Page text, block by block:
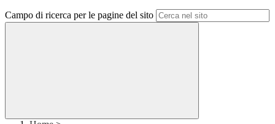
Campo di ricerca per le pagine del sito